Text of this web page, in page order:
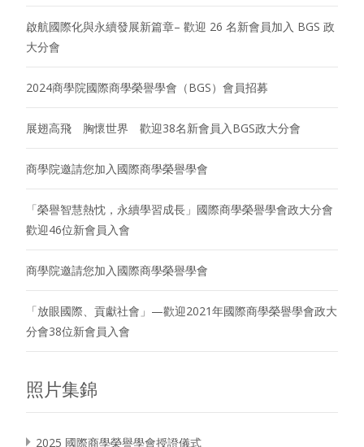
啟航國際化與永續發展新篇章– 歡迎 26 名新會員加入 BGS 政
大分會
2024商學院國際商學榮譽學會（BGS）會員招募
展翅高飛 胸懷世界 歡迎38名新會員入BGS政大分會
商學院邀請您加入國際商學榮譽學會
「榮譽智慧熱忱，永續學習成長」國際商學榮譽學會政大分會
歡迎46位新會員入會
商學院邀請您加入國際商學榮譽學會
「放眼國際、貢獻社會」—歡迎2021年國際商學榮譽學會政大
分會38位新會員入會
照片集錦
2025 國際商學榮譽學會授證儀式